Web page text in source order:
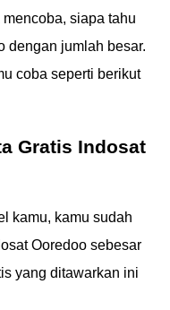
siapa tahu
dengan jumlah besar.
coba seperti berikut
Gratis Indosat
kamu, kamu sudah
Ooredoo sebesar
yang ditawarkan ini